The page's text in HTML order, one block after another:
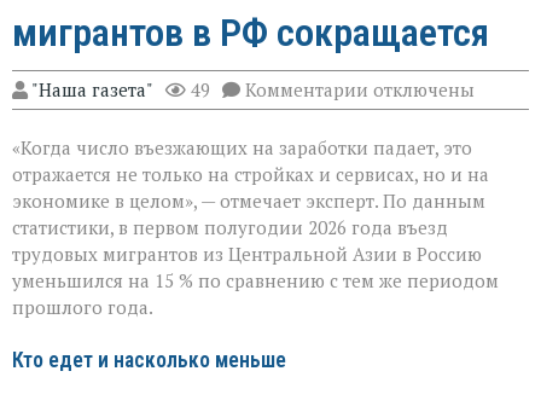
мигрантов в РФ сокращается
"Наша газета" 49 Комментарии к
записи
труда
чувствует
перемену»:
поток
трудовых
мигрантов
в
РФ
отключены
«Когда число въезжающих на заработки падает, это
отражается не только на стройках и сервисах, но и на
экономике в целом», — отмечает эксперт. По данным
статистики, в первом полугодии 2026 года въезд
трудовых мигрантов из Центральной Азии в Россию
уменьшился на 15 % по сравнению с тем же периодом
прошлого года.
Кто едет и насколько меньше